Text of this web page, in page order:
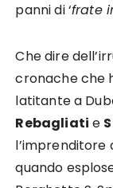
panni di ‘frate
Che dire
cronache che
latitante a
Rebagliati e
l’imprenditore
quando